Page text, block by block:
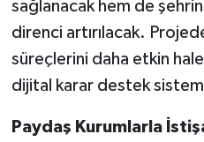
sağlanacak hem de
direnci artırılacak.
süreçlerini daha etkin
dijital karar destek
Paydaş Kurumlarla